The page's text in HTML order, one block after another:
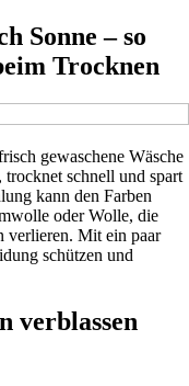
Sonne – so
Trocknen
gewaschene Wäsche
trocknet schnell und spart
kann den Farben
oder Wolle, die
verlieren. Mit ein paar
schützen und
verblassen